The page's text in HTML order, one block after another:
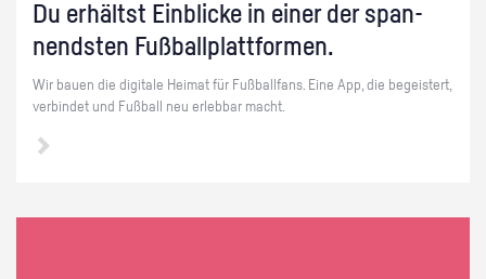
Du er­hältst Ein­bli­cke in einer der span­
nends­ten Fuß­ball­platt­for­men.
Wir bauen die di­gi­ta­le Hei­mat für Fuß­ball­fans. Eine App, die be­geis­tert,
ver­bin­det und Fuß­ball neu er­leb­bar macht.